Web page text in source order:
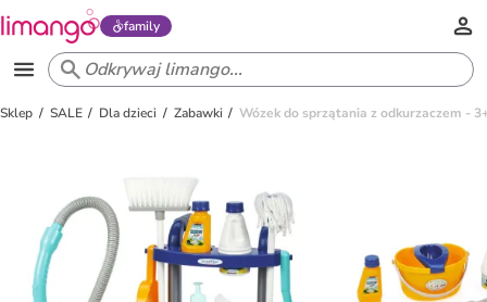
family
Sklep SALE Dla dzieci Zabawki Wózek do sprzątania z odkurzaczem -